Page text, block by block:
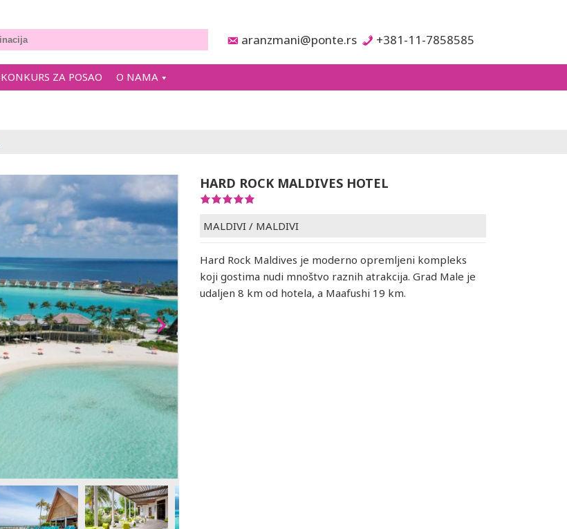
aranzmani@ponte.rs +381-11-7858585
KONKURS ZA POSAO O NAMA
HARD ROCK MALDIVES HOTEL
MALDIVI / MALDIVI
Hard Rock Maldives je moderno opremljeni kompleks
koji gostima nudi mnoštvo raznih atrakcija. Grad Male je
udaljen 8 km od hotela, a Maafushi 19 km.